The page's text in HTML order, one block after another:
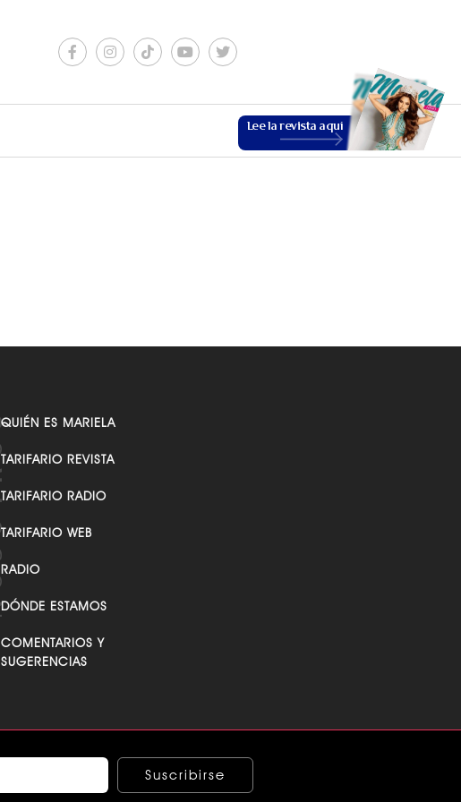
Lee la revista aquí
QUIÉN ES MARIELA
TARIFARIO REVISTA
TARIFARIO RADIO
TARIFARIO WEB
RADIO
DÓNDE ESTAMOS
COMENTARIOS Y
SUGERENCIAS
Suscribirse